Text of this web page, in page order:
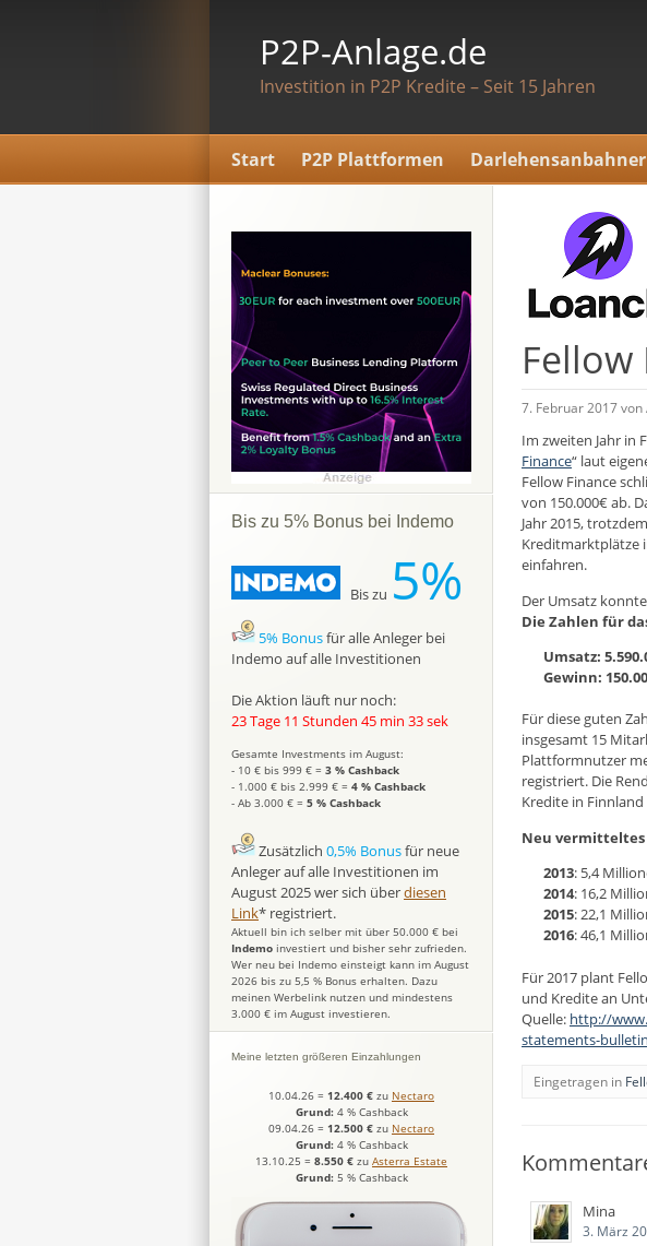
P2P-Anlage.de
Investition in P2P Kredite – Seit 15 Jahren
Start P2P Plattformen Darlehensanbahner
Fellow
7. Februar 2017 von
Im zweiten Jahr in
Finance“ laut
Fellow Finance
von 150.000€ ab.
Jahr 2015,
Kreditmarktplätze
einfahren.
Der Umsatz
Die Zahlen für
Umsatz:
Gewinn:
Für diese guten
insgesamt 15
Plattformnutzer
registriert. Die
Kredite in
Neu vermitteltes
2013: 5,4
2014: 16,2
2015: 22,1
2016: 46,1
Für 2017 plant
und Kredite an
Quelle: http://
statements-
Eingetragen in
Mina
3. März
Bis zu 5% Bonus bei Indemo
Bis zu 5%
5% Bonusfür alle Anleger bei
Indemo auf alle Investitionen
Die Aktion läuft nur noch:
23 Tage 11 Stunden 45 min 32 sek
Gesamte Investments im August:
- 10 € bis 999 € = 3 % Cashback
- 1.000 € bis 2.999 € = 4 % Cashback
- Ab 3.000 € = 5 % Cashback
Zusätzlich 0,5% Bonusfür neue
Anleger auf alle Investitionen im
August 2025 wer sich überdiesen
Link* registriert.
Aktuell bin ich selber mit über 50.000 € bei
Indemo investiert und bisher sehr zufrieden.
Wer neu bei Indemo einsteigt kann im August
2026 bis zu 5,5 % Bonus erhalten. Dazu
meinen Werbelink nutzen und mindestens
3.000 € im August investieren.
Meine letzten größeren Einzahlungen
10.04.26 = 12.400 € zu Nectaro
Grund: 4 % Cashback
09.04.26 = 12.500 € zu Nectaro
Grund: 4 % Cashback
13.10.25 = 8.550 € zu Asterra Estate
Grund: 5 % Cashback